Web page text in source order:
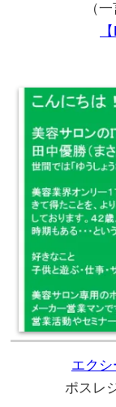
（
エク
ポスレ